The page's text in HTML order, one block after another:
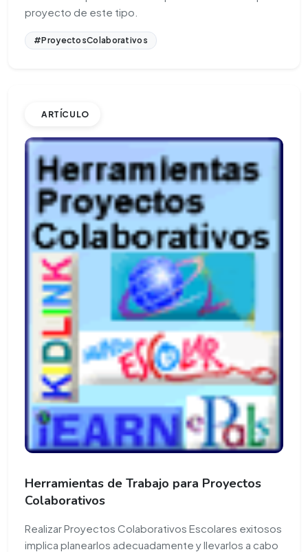
proyecto de este tipo.
#ProyectosColaborativos
ARTÍCULO
Herramientas de Trabajo para Proyectos
Colaborativos
Realizar Proyectos Colaborativos Escolares exitosos
implica planearlos adecuadamente y llevarlos a cabo